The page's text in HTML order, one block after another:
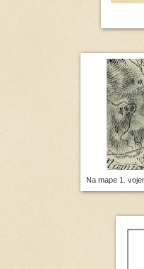
Na mape 1.